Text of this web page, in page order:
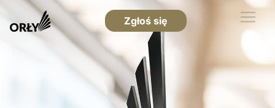
Zgłoś się